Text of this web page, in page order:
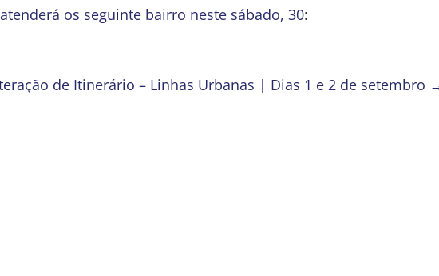
os seguinte bairro neste sábado, 30:
de Itinerário – Linhas Urbanas | Dias 1 e 2 de setembro